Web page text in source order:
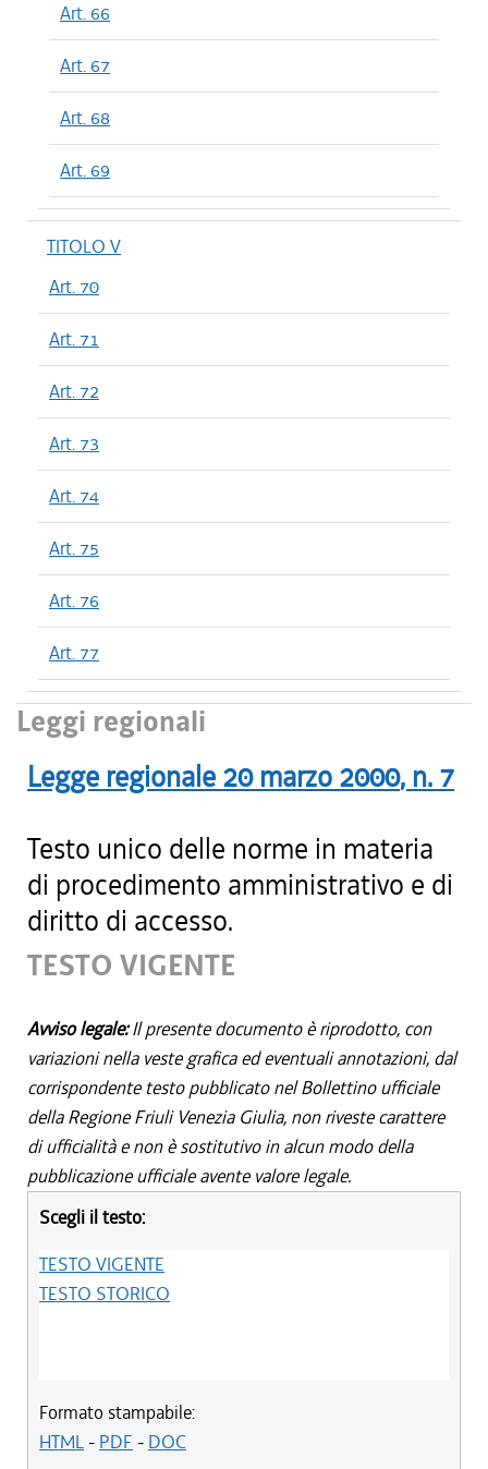
Art. 66
Art. 67
Art. 68
Art. 69
TITOLO V
Art. 70
Art. 71
Art. 72
Art. 73
Art. 74
Art. 75
Art. 76
Art. 77
Leggi regionali
Legge regionale 20 marzo 2000, n. 7
Testo unico delle norme in materia
di procedimento amministrativo e di
diritto di accesso.
TESTO VIGENTE
Avviso legale:Il presente documento è riprodotto, con
variazioni nella veste grafica ed eventuali annotazioni, dal
corrispondente testo pubblicato nel Bollettino ufficiale
della Regione Friuli Venezia Giulia, non riveste carattere
di ufficialità e non è sostitutivo in alcun modo della
pubblicazione ufficiale avente valore legale.
Scegli il testo:
TESTO VIGENTE
TESTO STORICO
Formato stampabile:
HTML- PDF - DOC